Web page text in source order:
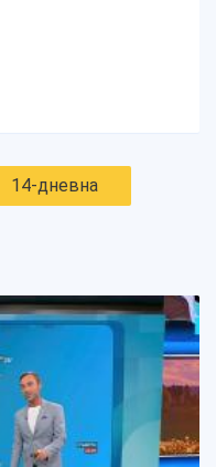
14-дневна